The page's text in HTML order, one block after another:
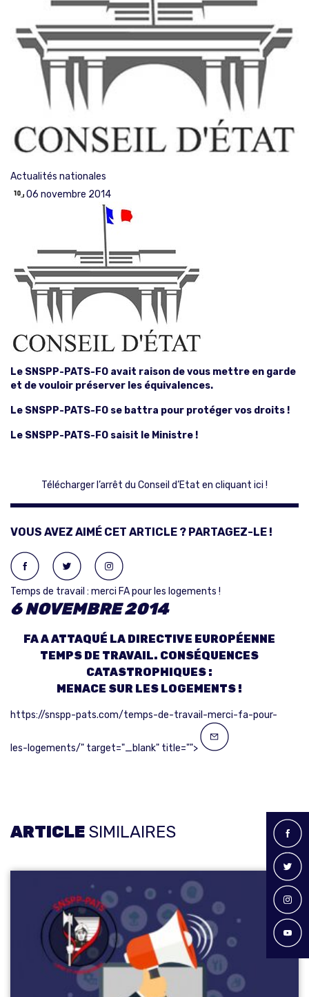
Actualités nationales
06 novembre 2014
Le SNSPP-PATS-FO avait raison de vous mettre en garde
et de vouloir préserver les équivalences.
Le SNSPP-PATS-FO se battra pour protéger vos droits !
Le SNSPP-PATS-FO saisit le Ministre !
Télécharger l’arrêt du Conseil d’Etat en cliquant ici !
VOUS AVEZ AIMÉ CET ARTICLE ? PARTAGEZ-LE !
Temps de travail : merci FA pour les logements !
6 NOVEMBRE 2014
FA A ATTAQUÉ LA DIRECTIVE EUROPÉENNE
TEMPS DE TRAVAIL. CONSÉQUENCES
CATASTROPHIQUES :
MENACE SUR LES LOGEMENTS !
https://snspp-pats.com/temps-de-travail-merci-fa-pour-
les-logements/" target="_blank" title="">
ARTICLE SIMILAIRES